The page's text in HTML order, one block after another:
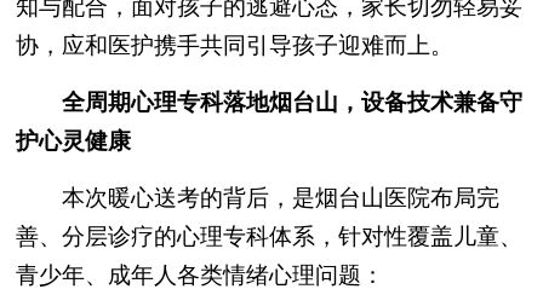
知与配合，面对孩子的逃避心态，家长切勿轻易妥
协，应和医护携手共同引导孩子迎难而上。
全周期心理专科落地烟台山，设备技术兼备守
护心灵健康
本次暖心送考的背后，是烟台山医院布局完
善、分层诊疗的心理专科体系，针对性覆盖儿童、
青少年、成年人各类情绪心理问题：